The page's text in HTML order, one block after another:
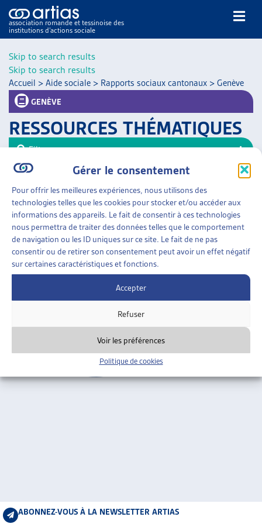
Skip to search results
Gérer le consentement
Pour offrir les meilleures expériences, nous utilisons des
technologies telles que les cookies pour stocker et/ou accéder aux
informations des appareils. Le fait de consentir à ces technologies
nous permettra de traiter des données telles que le comportement
de navigation ou les ID uniques sur ce site. Le fait de ne pas
consentir ou de retirer son consentement peut avoir un effet négatif
sur certaines caractéristiques et fonctions.
Accepter
Refuser
Voir les préférences
Politique de cookies
Skip to search results
association romande et tessinoise des
institutions d’actions sociale
NOS PUBLICATIONS
DOSSIERS DU MOIS
VEILLE
RESSOURCES
THÉMATIQUES
GUIDE SOCIAL ROMAND
AUTRES
ARTIAS
PROJETS ET ACTIVITÉS
Accueil > Aide sociale > Rapports sociaux cantonaux > Genève
GENÈVE
RESSOURCES THÉMATIQUES
AIDE SOCIALE»RAPPORTS SOCIAUX CANTONAUX
»GENÈVE
RAPPORT D’OBSERVATION SUR LA PAUVRETÉ
Canton de Genève, sept. 2016
Genève
Filtrer
Trier
ABONNEZ-VOUS À LA NEWSLETTER ARTIAS